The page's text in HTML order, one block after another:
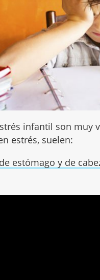
infantil son muy
estrés, suelen:
estómago y de